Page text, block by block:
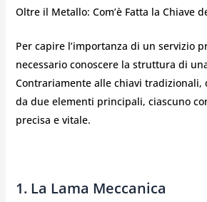
Oltre il Metallo: Com’è Fatta la Chiave
Per capire l’importanza di un servizio
necessario conoscere la struttura di
Contrariamente alle chiavi tradizionali,
da due elementi principali, ciascuno
precisa e vitale.
1. La Lama Meccanica